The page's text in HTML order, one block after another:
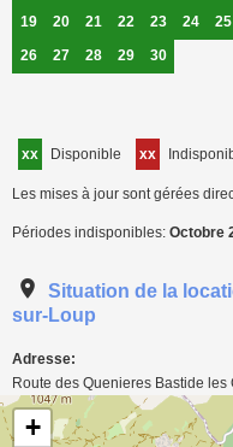
19
20 21 22 23 24
25
26
27 28 29 30
xx Disponible xx
Les mises à jour sont gérées
Périodes indisponibles: Octobre
Situation de la
sur-Loup
Adresse:
Route des Quenieres Bastide les
Carte de localisation de l'annonce:
+